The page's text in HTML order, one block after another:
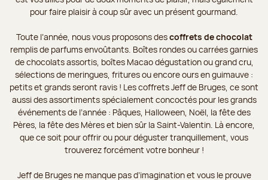
pour faire plaisir à coup sûr avec un présent gourmand.
Toute l’année, nous vous proposons descoffrets de chocolat
remplis de parfums envoûtants. Boîtes rondes ou carrées garnies
de chocolats assortis, boîtes Macao dégustation ou grand cru,
sélections de meringues, fritures ou encore ours en guimauve :
petits et grands seront ravis ! Les coffrets Jeff de Bruges, ce sont
aussi des assortiments spécialement concoctés pour les grands
événements de l’année : Pâques, Halloween, Noël, la fête des
Pères, la fête des Mères et bien sûr la Saint-Valentin. Là encore,
que ce soit pour offrir ou pour déguster tranquillement, vous
trouverez forcément votre bonheur !
Jeff de Bruges ne manque pas d’imagination et vous le prouve